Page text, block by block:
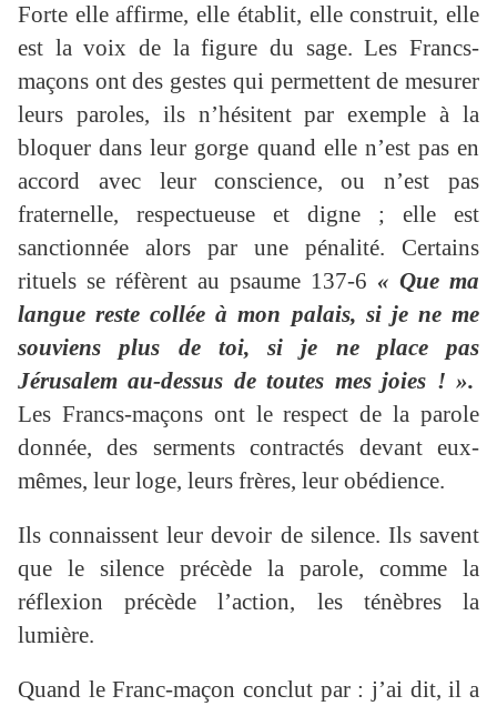
Forte elle affirme, elle établit, elle construit, elle
est la voix de la figure du sage. Les Francs-
maçons ont des gestes qui permettent de mesurer
leurs paroles, ils n’hésitent par exemple à la
bloquer dans leur gorge quand elle n’est pas en
accord avec leur conscience, ou n’est pas
fraternelle, respectueuse et digne ; elle est
sanctionnée alors par une pénalité. Certains
rituels se réfèrent au psaume 137-6 « Que ma
langue reste collée à mon palais, si je ne me
souviens plus de toi, si je ne place pas
Jérusalem au-dessus de toutes mes joies ! ».
Les Francs-maçons ont le respect de la parole
donnée, des serments contractés devant eux-
mêmes, leur loge, leurs frères, leur obédience.
Ils connaissent leur devoir de silence. Ils savent
que le silence précède la parole, comme la
réflexion précède l’action, les ténèbres la
lumière.
Quand le Franc-maçon conclut par : j’ai dit, il a